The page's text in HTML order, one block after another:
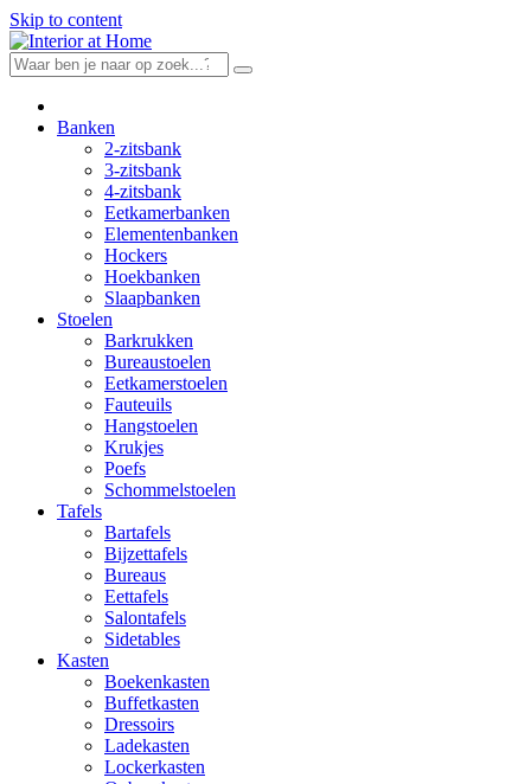
Skip to content
Banken
2-zitsbank
3-zitsbank
4-zitsbank
Eetkamerbanken
Elementenbanken
Hockers
Hoekbanken
Slaapbanken
Stoelen
Barkrukken
Bureaustoelen
Eetkamerstoelen
Fauteuils
Hangstoelen
Krukjes
Poefs
Schommelstoelen
Tafels
Bartafels
Bijzettafels
Bureaus
Eettafels
Salontafels
Sidetables
Kasten
Boekenkasten
Buffetkasten
Dressoirs
Ladekasten
Lockerkasten